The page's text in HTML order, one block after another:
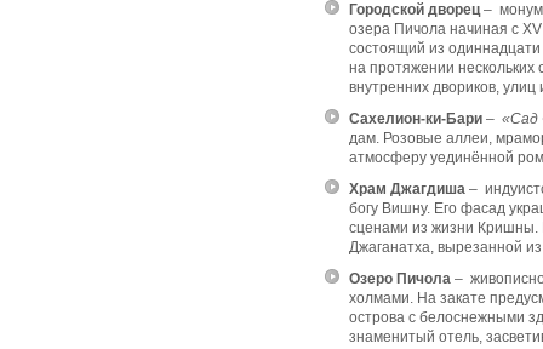
Городской дворец–
озера Пичола начиная с
состоящий из
на протяжении нескольких
внутренних двориков,
Сахелион-ки-Бари – «Сад
дам. Розовые аллеи,
атмосферу уединённой
Храм Джагдиша –
богу Вишну. Его фасад
сценами из жизни Кришны.
Джаганатха, вырезанной из
Озеро Пичола –
холмами. На закате
острова с белоснежными
знаменитый отель,